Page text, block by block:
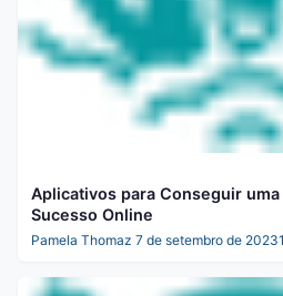
Aplicativos para Conseguir uma
Sucesso Online
Pamela Thomaz 7 de setembro de 2023